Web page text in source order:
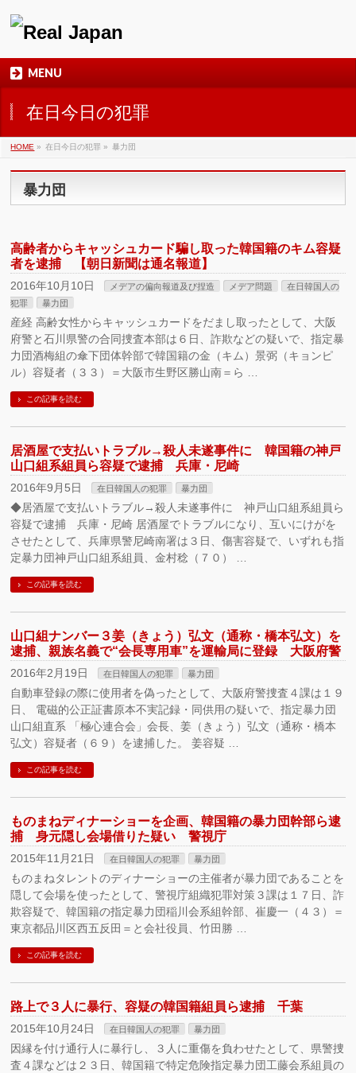
MENU
在日今日の犯罪
HOME » 在日今日の犯罪 » 暴力団
暴力団
高齢者からキャッシュカード騙し取った韓国籍のキム容疑
者を逮捕 【朝日新聞は通名報道】
2016年10月10日 メデアの偏向報道及び捏造 メデア問題
在日韓国人の
犯罪
暴力団
産経 高齢女性からキャッシュカードをだまし取ったとして、大阪
府警と石川県警の合同捜査本部は６日、詐欺などの疑いで、指定暴
力団酒梅組の傘下団体幹部で韓国籍の金（キム）景弼（キョンピ
ル）容疑者（３３）＝大阪市生野区勝山南＝ら …
この記事を読む
居酒屋で支払いトラブル→殺人未遂事件に 韓国籍の神戸
山口組系組員ら容疑で逮捕 兵庫・尼崎
2016年9月5日 在日韓国人の犯罪 暴力団
◆居酒屋で支払いトラブル→殺人未遂事件に 神戸山口組系組員ら
容疑で逮捕 兵庫・尼崎 居酒屋でトラブルになり、互いにけがを
させたとして、兵庫県警尼崎南署は３日、傷害容疑で、いずれも指
定暴力団神戸山口組系組員、金村稔（７０） …
この記事を読む
山口組ナンバー３姜（きょう）弘文（通称・橋本弘文）を
逮捕、親族名義で“会長専用車”を運輸局に登録 大阪府警
2016年2月19日 在日韓国人の犯罪 暴力団
自動車登録の際に使用者を偽ったとして、大阪府警捜査４課は１９
日、 電磁的公正証書原本不実記録・同供用の疑いで、指定暴力団
山口組直系 「極心連合会」会長、姜（きょう）弘文（通称・橋本
弘文）容疑者（６９）を逮捕した。 姜容疑 …
この記事を読む
ものまねディナーショーを企画、韓国籍の暴力団幹部ら逮
捕 身元隠し会場借りた疑い 警視庁
2015年11月21日 在日韓国人の犯罪 暴力団
ものまねタレントのディナーショーの主催者が暴力団であることを
隠して会場を使ったとして、警視庁組織犯罪対策３課は１７日、詐
欺容疑で、韓国籍の指定暴力団稲川会系組幹部、崔慶一（４３）＝
東京都品川区西五反田＝と会社役員、竹田勝 …
この記事を読む
路上で３人に暴行、容疑の韓国籍組員ら逮捕 千葉
2015年10月24日 在日韓国人の犯罪 暴力団
因縁を付け通行人に暴行し、３人に重傷を負わせたとして、県警捜
査４課などは２３日、韓国籍で特定危険指定暴力団工藤会系組員の